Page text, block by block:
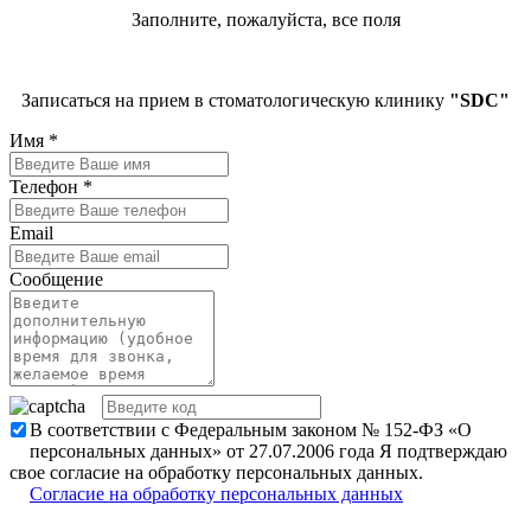
Заполните, пожалуйста, все поля
Записаться на прием в стоматологическую клинику "SDC"
Имя *
Телефон *
Email
Сообщение
В соответствии с Федеральным законом № 152-ФЗ «О
персональных данных» от 27.07.2006 года Я подтверждаю
свое согласие на обработку персональных данных.
Согласие на обработку персональных данных